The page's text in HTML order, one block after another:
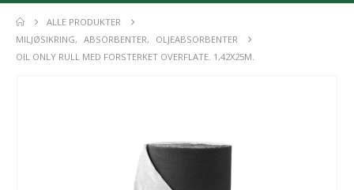
ALLE PRODUKTER
MILJØSIKRING, ABSORBENTER,
OLJEABSORBENTER
OIL ONLY RULL MED FORSTERKET OVERFLATE. 1,42X25M.